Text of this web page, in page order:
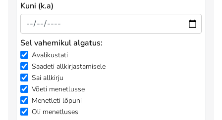
Kuni (k.a)
Sel vahemikul algatus:
Avalikustati
Saadeti allkirjastamisele
Sai allkirju
Võeti menetlusse
Menetleti lõpuni
Oli menetluses